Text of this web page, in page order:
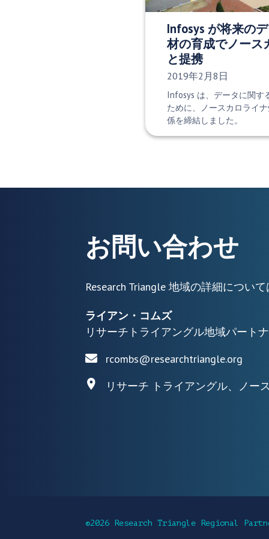
Infosys が将来の
材の育成でノース
と提携
発行日:
2019年2月8日
Infosys は、データに関す
ために、ノースカロライ
係を締結しました。
お問い合わせ
Research Triangle 地域の詳細につい
ライアン・コムズ
リサーチトライアングル地域パート
rcombs@researchtriangle.org
リサーチ トライアングル、ノー
©2026 Research Triangle Regional